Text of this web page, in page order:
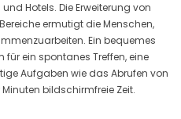
Hotels. Die Erweiterung von
ermutigt die Menschen,
Ein bequemes
ein spontanes Treffen, eine
Aufgaben wie das Abrufen von
bildschirmfreie Zeit.